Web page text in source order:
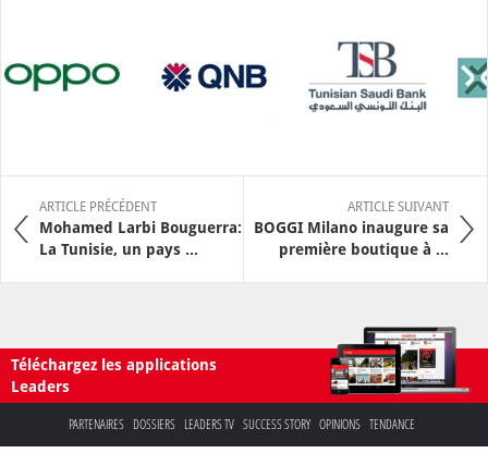
ARTICLE PRÉCÉDENT
Mohamed Larbi Bouguerra:
La Tunisie, un pays ...
ARTICLE SUIVANT
BOGGI Milano inaugure sa
première boutique à ...
Téléchargez les applications
Leaders
PARTENAIRES DOSSIERS LEADERS TV SUCCESS STORY OPINIONS TENDANCE